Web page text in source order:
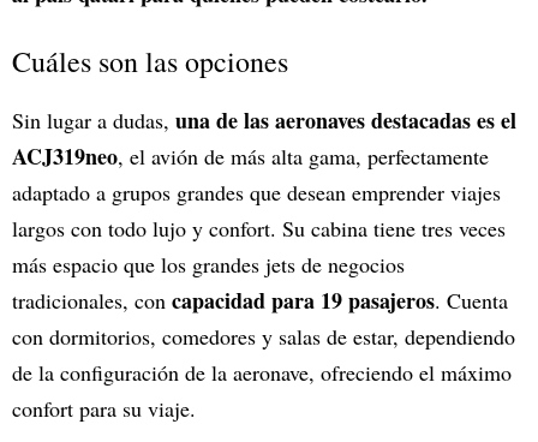
Cuáles son las opciones
Sin lugar a dudas, una de las aeronaves destacadas es el
ACJ319neo, el avión de más alta gama, perfectamente
adaptado a grupos grandes que desean emprender viajes
largos con todo lujo y confort. Su cabina tiene tres veces
más espacio que los grandes jets de negocios
tradicionales, con capacidad para 19 pasajeros. Cuenta
con dormitorios, comedores y salas de estar, dependiendo
de la configuración de la aeronave, ofreciendo el máximo
confort para su viaje.